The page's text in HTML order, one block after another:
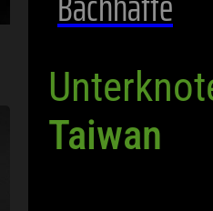
Taiwan